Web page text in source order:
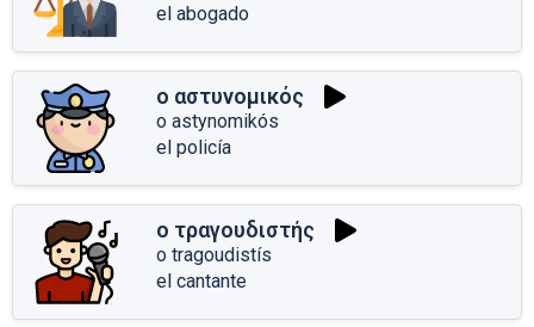
el abogado
ο αστυνομικός
o astynomikós
el policía
ο τραγουδιστής
o tragoudistís
el cantante